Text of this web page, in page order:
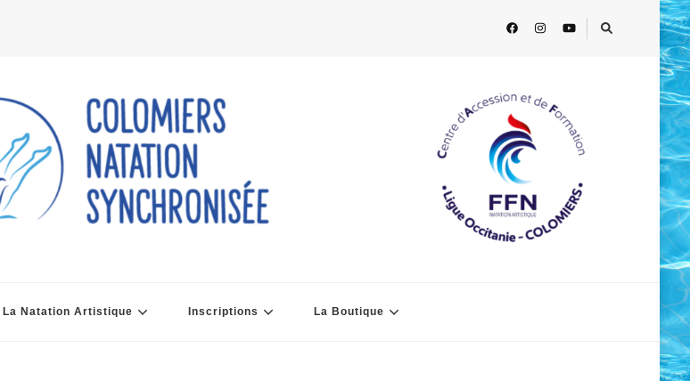
La Natation Artistique Inscriptions La Boutique